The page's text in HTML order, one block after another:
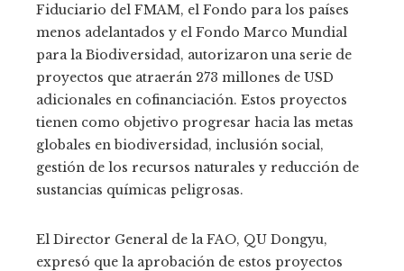
Fiduciario del FMAM, el Fondo para los países
menos adelantados y el Fondo Marco Mundial
para la Biodiversidad, autorizaron una serie de
proyectos que atraerán 273 millones de USD
adicionales en cofinanciación. Estos proyectos
tienen como objetivo progresar hacia las metas
globales en biodiversidad, inclusión social,
gestión de los recursos naturales y reducción de
sustancias químicas peligrosas.
El Director General de la FAO, QU Dongyu,
expresó que la aprobación de estos proyectos